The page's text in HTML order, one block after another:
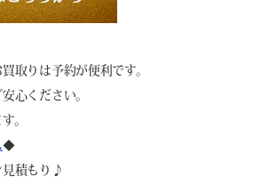
取りは予約が便利です。
心ください。
。
◆
見積もり♪